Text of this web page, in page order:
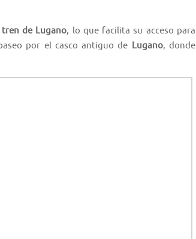
de Lugano, lo que facilita su acceso para
por el casco antiguo de Lugano, donde